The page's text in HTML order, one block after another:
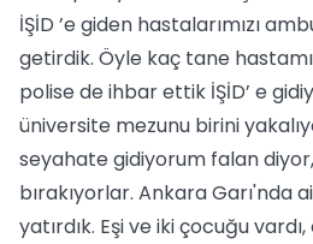
İŞİD ’e giden hastalarımızı
getirdik. Öyle kaç tane
polise de ihbar ettik İŞİD’ e
üniversite mezunu birini
seyahate gidiyorum falan
bırakıyorlar. Ankara Garı'nda
yatırdık. Eşi ve iki çocuğu